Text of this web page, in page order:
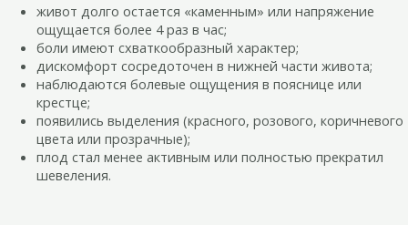
живот долго остается «каменным» или напряжение
ощущается более 4 раз в час;
боли имеют схваткообразный характер;
дискомфорт сосредоточен в нижней части живота;
наблюдаются болевые ощущения в пояснице или
крестце;
появились выделения (красного, розового, коричневого
цвета или прозрачные);
плод стал менее активным или полностью прекратил
шевеления.